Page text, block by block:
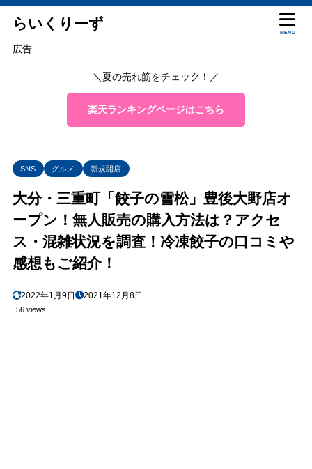
らいくりーず
MENU
広告
＼夏の売れ筋をチェック！／
楽天ランキングページはこちら
SNS グルメ 新規開店
大分・三重町「餃子の雪松」豊後大野店オ
ープン！無人販売の購入方法は？アクセ
ス・混雑状況を調査！冷凍餃子の口コミや
感想もご紹介！
2022年1月9日 2021年12月8日
56 views